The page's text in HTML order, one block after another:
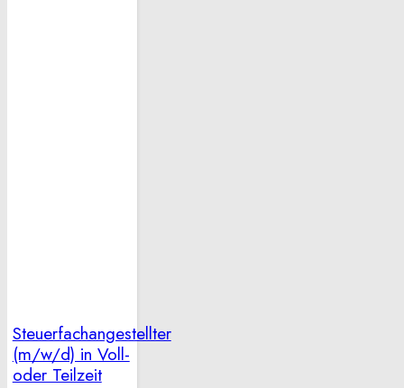
Steuerfachangestellter
(m/w/d) in Voll-
oder Teilzeit